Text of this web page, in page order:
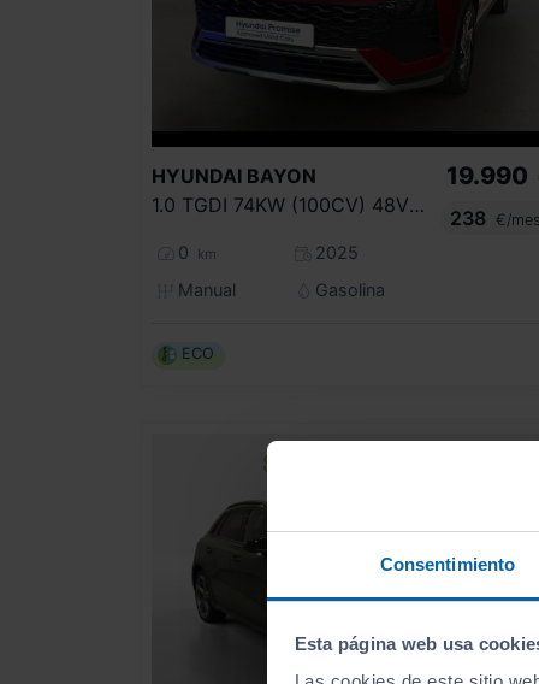
Consentimiento
Esta página web usa
HYUNDAI BAYON
1.0 TGDI 74KW (100CV) 48V MAXX
0 km
2025
Manual
Gasolina
19.990
238
€/mes
ECO